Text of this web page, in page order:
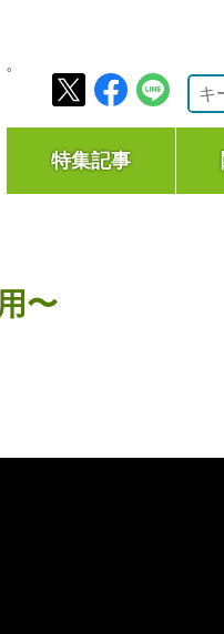
特集記事
〜